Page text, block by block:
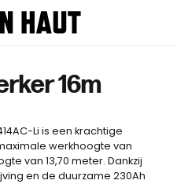
16m
Li is een krachtige
werkhoogte van
van 13,70 meter. Dankzij
en de duurzame 230Ah